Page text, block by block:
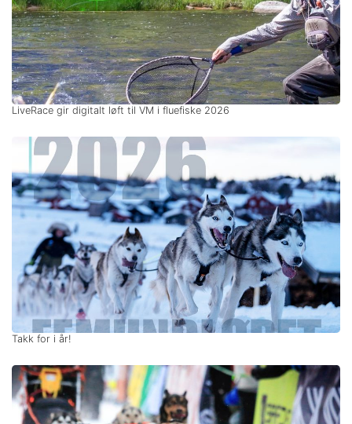
LiveRace gir digitalt løft til VM i fluefiske 2026
Takk for i år!